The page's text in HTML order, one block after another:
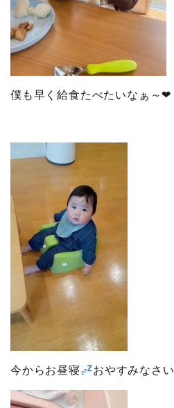
僕も早く給食たべたいなぁ～❤︎
今からお昼寝 おやすみなさい